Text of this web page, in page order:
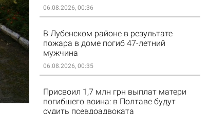
06.08.2026, 00:36
В Лубенском районе в результате
пожара в доме погиб 47-летний
мужчина
06.08.2026, 00:35
Присвоил 1,7 млн грн выплат матери
погибшего воина: в Полтаве будут
судить псевдоадвоката